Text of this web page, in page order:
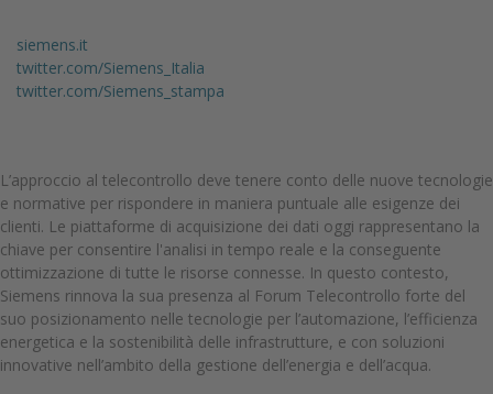
siemens.it
twitter.com/Siemens_Italia
twitter.com/Siemens_stampa
L’approccio al telecontrollo deve tenere conto delle nuove tecnologie
e normative per rispondere in maniera puntuale alle esigenze dei
clienti. Le piattaforme di acquisizione dei dati oggi rappresentano la
chiave per consentire l'analisi in tempo reale e la conseguente
ottimizzazione di tutte le risorse connesse. In questo contesto,
Siemens rinnova la sua presenza al Forum Telecontrollo forte del
suo posizionamento nelle tecnologie per l’automazione, l’efficienza
energetica e la sostenibilità delle infrastrutture, e con soluzioni
innovative nell’ambito della gestione dell’energia e dell’acqua.